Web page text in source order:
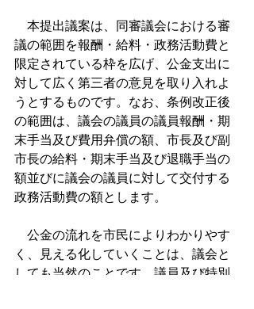
本提出議案は、同審議会における審
議の範囲を報酬・給料・政務活動費と
限定されている枠を広げ、公金支出に
対して広く第三者の意見を取り入れよ
うとするものです。なお、条例改正後
の範囲は、議会の議員の議員報酬・期
末手当及び費用弁償の額、市長及び副
市長の給料・期末手当及び退職手当の
額並びに議会の議員に対して交付する
政務活動費の額とします。
公金の流れを市民によりわかりやす
く、見える化していくことは、議会と
しても当然のことです。議員及び特別